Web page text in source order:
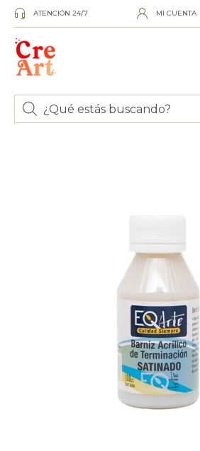
ATENCIÓN 24/7 MI CUENTA